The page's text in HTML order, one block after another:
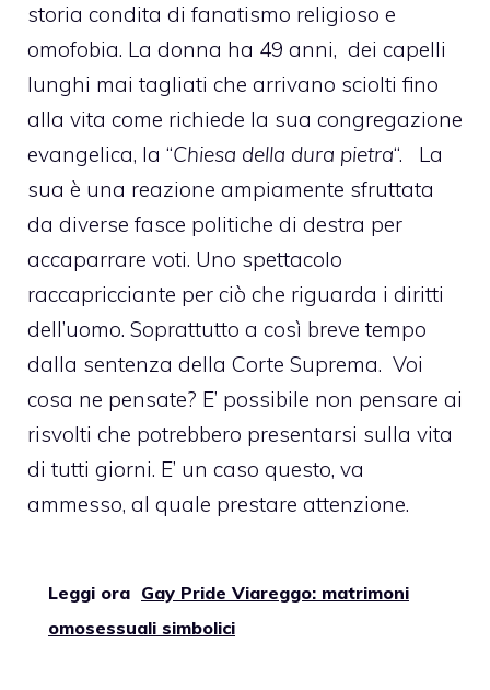
storia condita di fanatismo religioso e
omofobia. La donna ha 49 anni, dei capelli
lunghi mai tagliati che arrivano sciolti fino
alla vita come richiede la sua congregazione
evangelica, la “Chiesa della dura pietra“. La
sua è una reazione ampiamente sfruttata
da diverse fasce politiche di destra per
accaparrare voti. Uno spettacolo
raccapricciante per ciò che riguarda i diritti
dell’uomo. Soprattutto a così breve tempo
dalla sentenza della Corte Suprema. Voi
cosa ne pensate? E’ possibile non pensare ai
risvolti che potrebbero presentarsi sulla vita
di tutti giorni. E’ un caso questo, va
ammesso, al quale prestare attenzione.
Leggi ora Gay Pride Viareggo: matrimoni
omosessuali simbolici